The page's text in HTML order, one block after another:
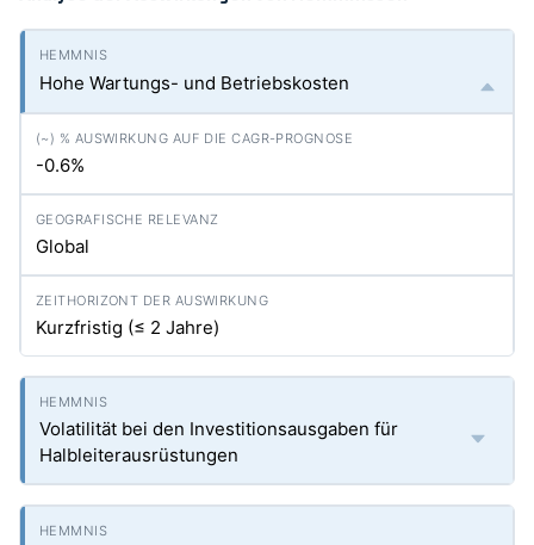
Hohe Wartungs- und Betriebskosten
-0.6%
Global
Kurzfristig (≤ 2 Jahre)
Volatilität bei den Investitionsausgaben für
Halbleiterausrüstungen